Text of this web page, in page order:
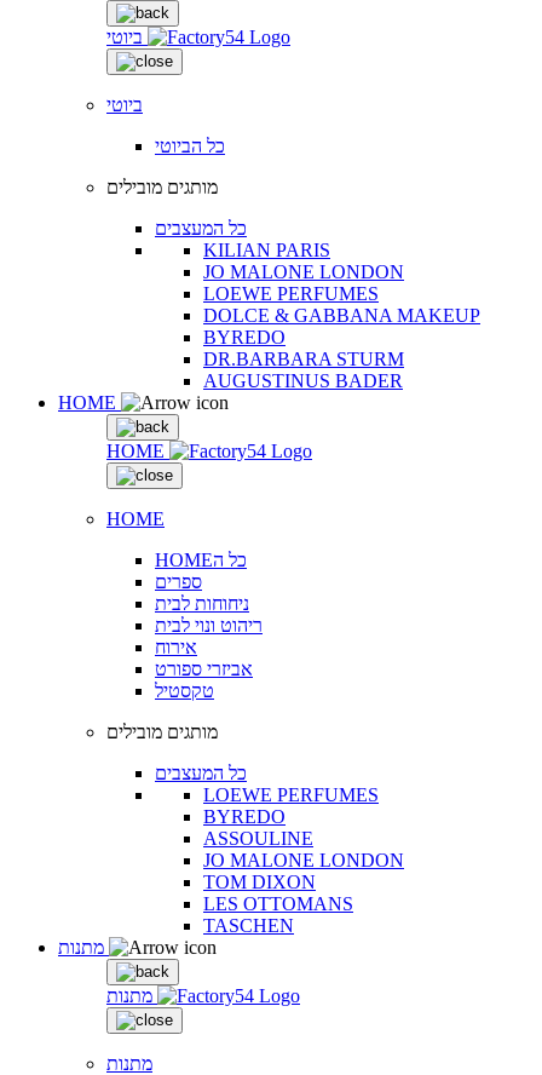
ביוטי
ביוטי
כל הביוטי
מותגים מובילים
כל המעצבים
KILIAN PARIS
JO MALONE LONDON
LOEWE PERFUMES
DOLCE & GABBANA MAKEUP
BYREDO
DR.BARBARA STURM
AUGUSTINUS BADER
HOME
HOME
HOME
HOMEכל ה
ספרים
ניחוחות לבית
ריהוט ונוי לבית
אירוח
אביזרי ספורט
טקסטיל
מותגים מובילים
כל המעצבים
LOEWE PERFUMES
BYREDO
ASSOULINE
JO MALONE LONDON
TOM DIXON
LES OTTOMANS
TASCHEN
מתנות
מתנות